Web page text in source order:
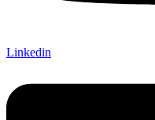
Linkedin